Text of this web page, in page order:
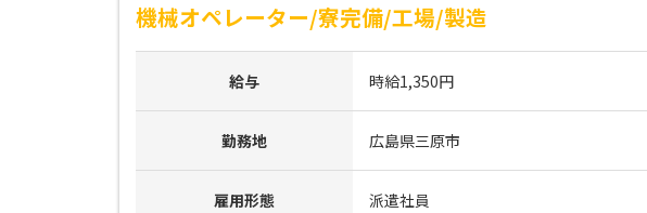
機械オペレーター/寮完備/工場/製造
給与 時給1,350円
勤務地 広島県三原市
雇用形態 派遣社員